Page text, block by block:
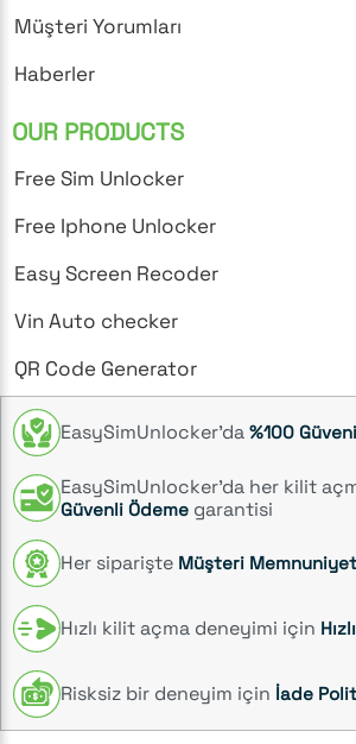
Müşteri Yorumları
Haberler
OUR PRODUCTS
Free Sim Unlocker
Free Iphone Unlocker
Easy Screen Recoder
Vin Auto checker
QR Code Generator
EasySimUnlocker’da %100
EasySimUnlocker’da her kilit
Güvenli Ödeme garantisi
Her siparişte Müşteri
Hızlı kilit açma deneyimi için
Risksiz bir deneyim için İade